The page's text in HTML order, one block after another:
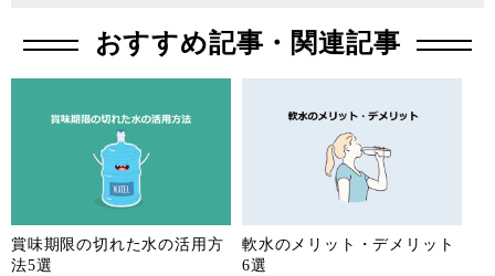
おすすめ記事・関連記事
賞味期限の切れた水の活用方
法5選
軟水のメリット・デメリット
6選